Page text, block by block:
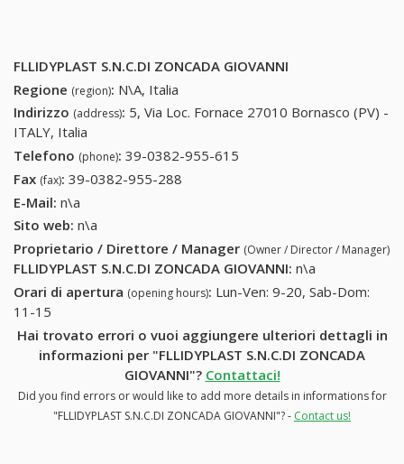
FLLIDYPLAST S.N.C.DI ZONCADA GIOVANNI
Regione (region): N\A, Italia
Indirizzo (address): 5, Via Loc. Fornace 27010 Bornasco (PV) -
ITALY, Italia
Telefono (phone): 39-0382-955-615
Fax (fax): 39-0382-955-288
E-Mail: n\a
Sito web: n\a
Proprietario / Direttore / Manager (Owner / Director / Manager)
FLLIDYPLAST S.N.C.DI ZONCADA GIOVANNI: n\a
Orari di apertura (opening hours): Lun-Ven: 9-20, Sab-Dom:
11-15
Hai trovato errori o vuoi aggiungere ulteriori dettagli in
informazioni per "FLLIDYPLAST S.N.C.DI ZONCADA
GIOVANNI"? Contattaci!
Did you find errors or would like to add more details in informations for
"FLLIDYPLAST S.N.C.DI ZONCADA GIOVANNI"? - Contact us!